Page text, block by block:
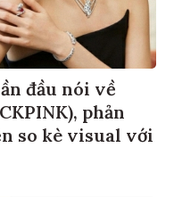
đầu nói về
phản
so kè visual với